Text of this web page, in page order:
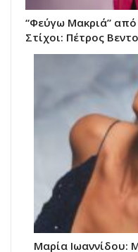
“Φεύγω Μακριά”
Στίχοι: Πέτρος
Μαρία Ιωαννίδου: